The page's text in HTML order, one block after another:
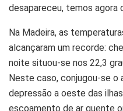
desapareceu, temos agora
Na Madeira, as
alcançaram um recorde:
noite situou-se nos 22,3
Neste caso, conjugou-se
depressão a oeste das
escoamento de ar quente